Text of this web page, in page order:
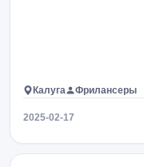
Калуга Фрилансеры
2025-02-17